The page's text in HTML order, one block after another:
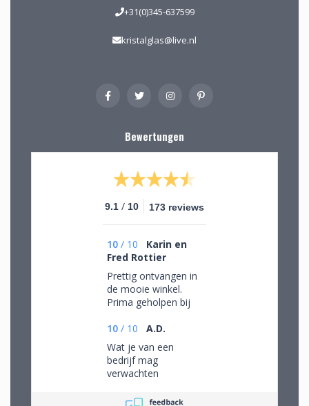
+31(0)345-637599
kristalglas@live.nl
Bewertungen
9.1 / 10 173 reviews
10 / 10
Karin en
Fred Rottier
Prettig ontvangen in
de mooie winkel.
Prima geholpen bij
schitterend glaswerk
10 / 10
A.D.
Wat je van een
bedrijf mag
verwachten